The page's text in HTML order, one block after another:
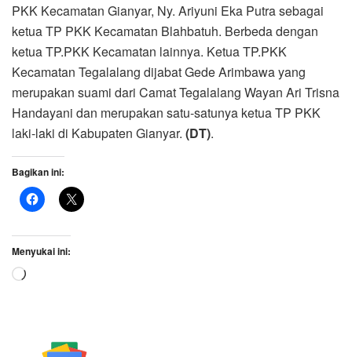
PKK Kecamatan Gianyar, Ny. Ariyuni Eka Putra sebagai
ketua TP PKK Kecamatan Blahbatuh. Berbeda dengan
ketua TP.PKK Kecamatan lainnya. Ketua TP.PKK
Kecamatan Tegalalang dijabat Gede Arimbawa yang
merupakan suami dari Camat Tegalalang Wayan Ari Trisna
Handayani dan merupakan satu-satunya ketua TP PKK
laki-laki di Kabupaten Gianyar. (DT).
Bagikan ini:
Menyukai ini:
Memuat...